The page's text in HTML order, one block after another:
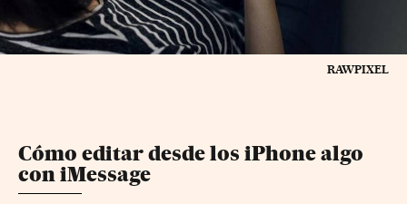
RAWPIXEL
Cómo editar desde los iPhone algo
con iMessage